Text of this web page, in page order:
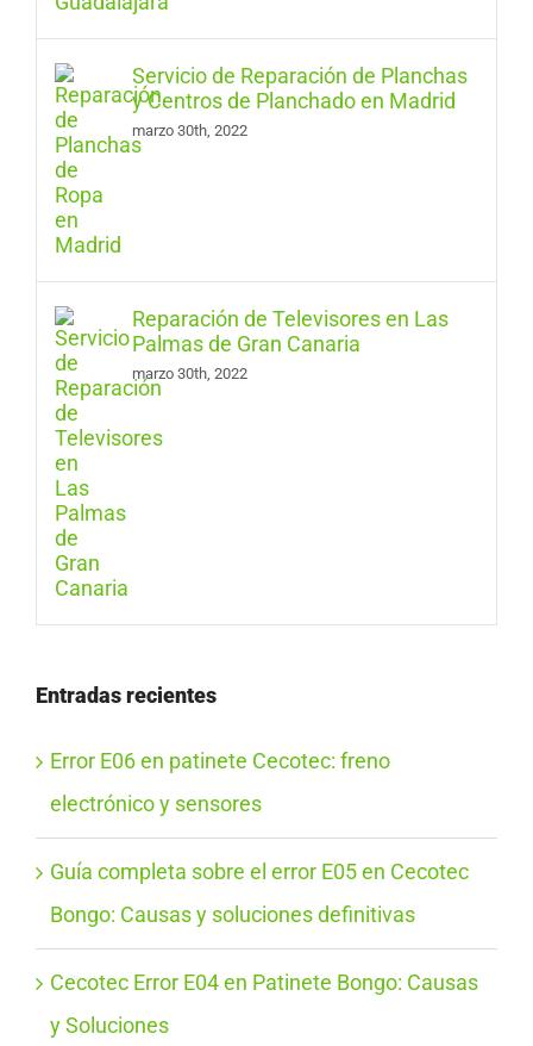
Servicio de Reparación de Planchas
y Centros de Planchado en Madrid
marzo 30th, 2022
Reparación de Televisores en Las
Palmas de Gran Canaria
marzo 30th, 2022
Entradas recientes
Error E06 en patinete Cecotec: freno
electrónico y sensores
Guía completa sobre el error E05 en Cecotec
Bongo: Causas y soluciones definitivas
Cecotec Error E04 en Patinete Bongo: Causas
y Soluciones